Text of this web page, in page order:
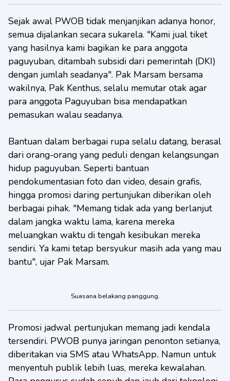
Sejak awal PWOB tidak menjanjikan adanya honor,
semua dijalankan secara sukarela. "Kami jual tiket
yang hasilnya kami bagikan ke para anggota
paguyuban, ditambah subsidi dari pemerintah (DKI)
dengan jumlah seadanya". Pak Marsam bersama
wakilnya, Pak Kenthus, selalu memutar otak agar
para anggota Paguyuban bisa mendapatkan
pemasukan walau seadanya.
Bantuan dalam berbagai rupa selalu datang, berasal
dari orang-orang yang peduli dengan kelangsungan
hidup paguyuban. Seperti bantuan
pendokumentasian foto dan video, desain grafis,
hingga promosi daring pertunjukan diberikan oleh
berbagai pihak. "Memang tidak ada yang berlanjut
dalam jangka waktu lama, karena mereka
meluangkan waktu di tengah kesibukan mereka
sendiri. Ya kami tetap bersyukur masih ada yang mau
bantu", ujar Pak Marsam.
Suasana belakang panggung.
Promosi jadwal pertunjukan memang jadi kendala
tersendiri. PWOB punya jaringan penonton setianya,
diberitakan via SMS atau WhatsApp. Namun untuk
menyentuh publik lebih luas, mereka kewalahan.